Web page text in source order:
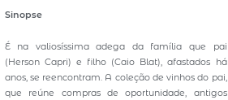
Sinopse
É na valiosíssima adega da família que pai
(Herson Capri) e filho (Caio Blat), afastados há
anos, se reencontram. A coleção de vinhos do pai,
que reúne compras de oportunidade, antigos